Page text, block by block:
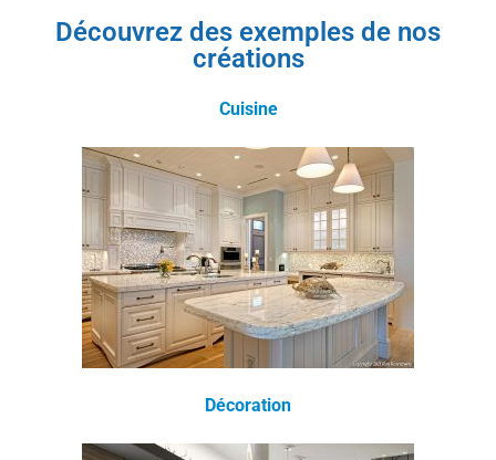
Découvrez des exemples de nos
créations
Cuisine
Décoration